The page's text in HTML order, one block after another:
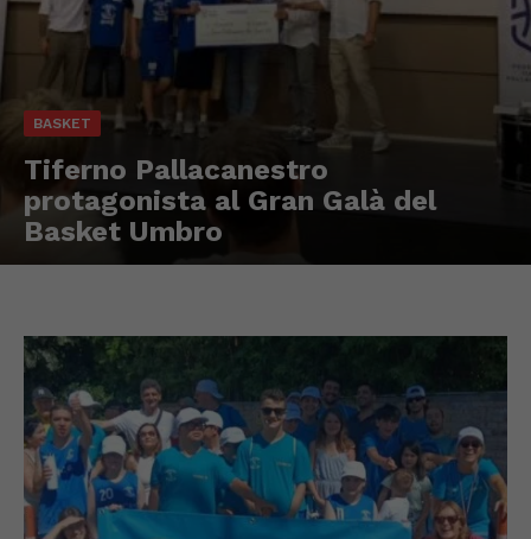
BASKET
Tiferno Pallacanestro
protagonista al Gran Galà del
Basket Umbro